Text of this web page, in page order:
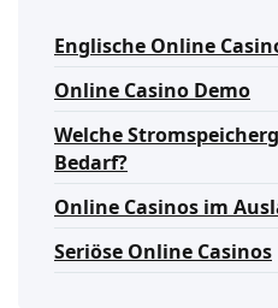
Englische Online
Online Casino Demo
Welche
Bedarf?
Online Casinos im
Seriöse Online Casinos